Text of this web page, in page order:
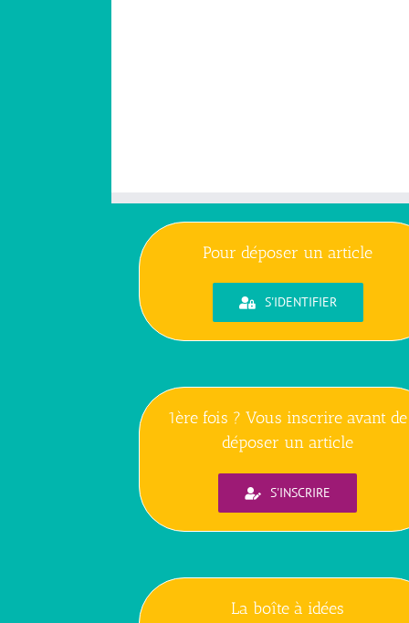
Pour déposer un article
S'IDENTIFIER
1ère fois ? Vous inscrire avant de
déposer un article
S'INSCRIRE
La boîte à idées